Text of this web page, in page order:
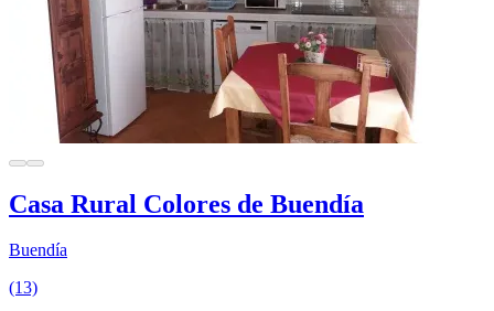
Casa Rural Colores de Buendía
Buendía
(13)